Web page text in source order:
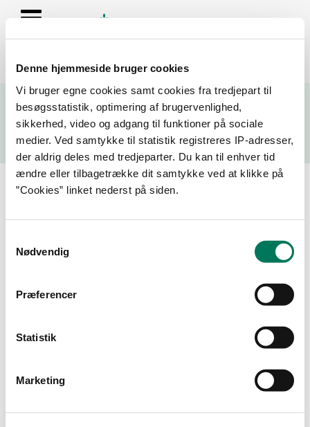
Denne hjemmeside bruger cookies
Vi bruger egne cookies samt cookies fra tredjepart til
besøgsstatistik, optimering af brugervenlighed,
sikkerhed, video og adgang til funktioner på sociale
medier. Ved samtykke til statistik registreres IP-adresser,
der aldrig deles med tredjeparter. Du kan til enhver tid
ændre eller tilbagetrække dit samtykke ved at klikke på
”Cookies” linket nederst på siden.
Nødvendig
Præferencer
Statistik
Marketing
Se resultater fra fødevarekontrollen og virksomhedernes seneste
fire kontrolrapporter
Søg
Søg på adresse, postnummer, by, firmanavn
Resultater for "mitchell's"
Filtrer din søgning
Type
Branche
Restauranter, kantiner, takeaway,